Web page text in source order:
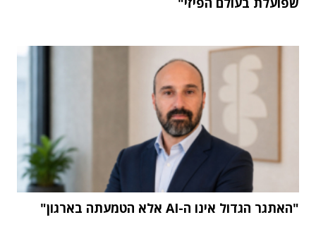
"האתגר הגדול אינו ה-AI אלא הטמעתה בארגון"